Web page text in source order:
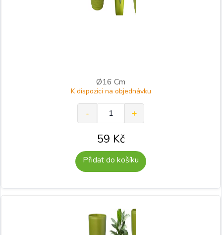
Ø16 Cm
K dispozici na objednávku
59 Kč
Přidat do košíku